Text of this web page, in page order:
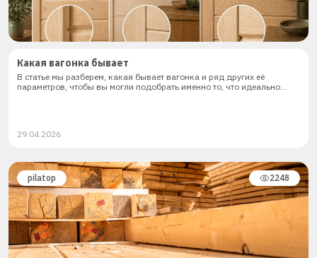
Какая вагонка бывает
В статье мы разберем, какая бывает вагонка и ряд других её
параметров, чтобы вы могли подобрать именно то, что идеально...
29.04.2026
pilatop 2248